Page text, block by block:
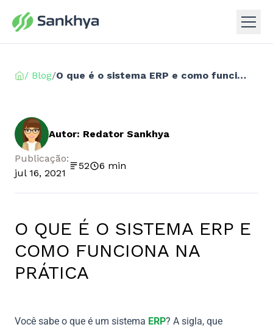
/ Blog/ O que é o sistema ERP e como funciona na prática
Autor: Redator Sankhya
Publicação:
jul 16, 2021
52 6 min
O QUE É O SISTEMA ERP E
COMO FUNCIONA NA
PRÁTICA
Você sabe o que é um sistema ERP? A sigla, que